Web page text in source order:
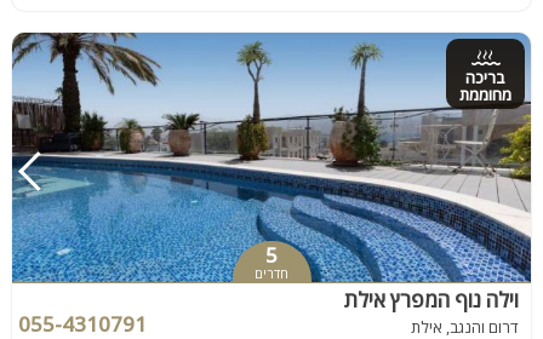
בריכה
מחוממת
5
חדרים
וילה נוף המפרץ אילת
דרום והנגב, אילת 055-4310791